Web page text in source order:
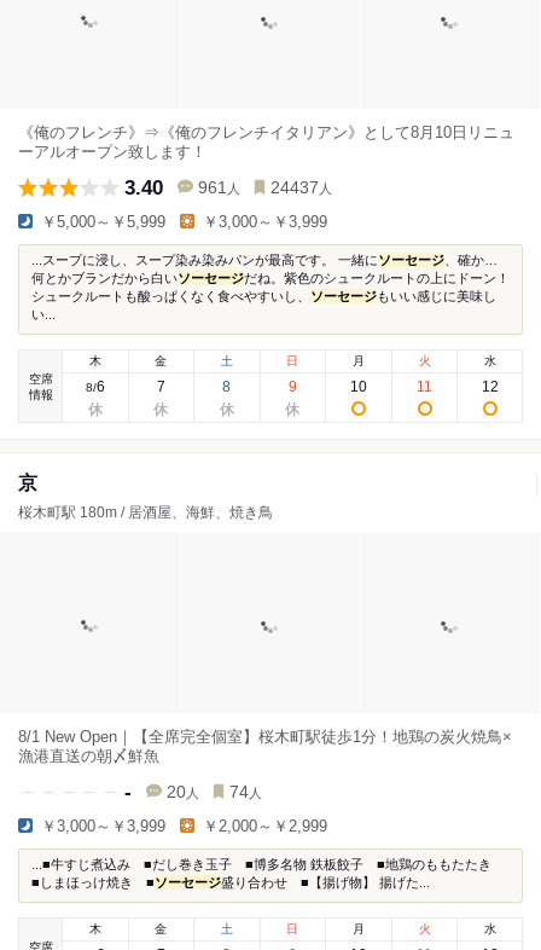
《俺のフレンチ》⇒《俺のフレンチイタリアン》として8月10日リニュ
ーアルオープン致します！
3.40 961 人 24437 人
￥5,000～￥5,999 ￥3,000～￥3,999
...スープに浸し、スープ染み染みパンが最高です。 一緒にソーセージ 、確か…
何とかブランだから白いソーセージだね。紫色のシュークルートの上にドーン！
シュークルートも酸っぱくなく食べやすいし、 ソーセージもいい感じに美味し
い...
空席
情報
木
8/6
金
7
土
8
日
9
月
10
火
11
水
12
京
桜木町駅 180m / 居酒屋、海鮮、焼き鳥
8/1 New Open｜【全席完全個室】桜木町駅徒歩1分！地鶏の炭火焼鳥×
漁港直送の朝〆鮮魚
- 20 人 74 人
￥3,000～￥3,999 ￥2,000～￥2,999
...■牛すじ煮込み ■だし巻き玉子 ■博多名物 鉄板餃子 ■地鶏のももたたき
■しまほっけ焼き ■ソーセージ盛り合わせ ■【揚げ物】 揚げた...
空席
木
金 土 日 月 火 水